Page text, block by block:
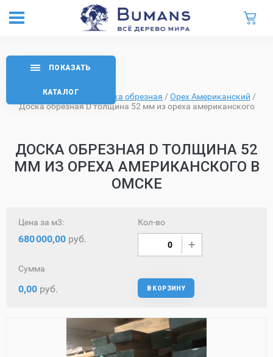
Главная/Каталог Доска обрезная / Орех Американский /
Доска обрезная D толщина 52 мм из ореха американского
ДОСКА ОБРЕЗНАЯ D ТОЛЩИНА 52
ММ ИЗ ОРЕХА АМЕРИКАНСКОГО В
ОМСКЕ
ПОКАЗАТЬ
КАТАЛОГ
Цена за м3:
680000,00 руб.
Кол-во
Сумма
0,00 руб. В КОРЗИНУ